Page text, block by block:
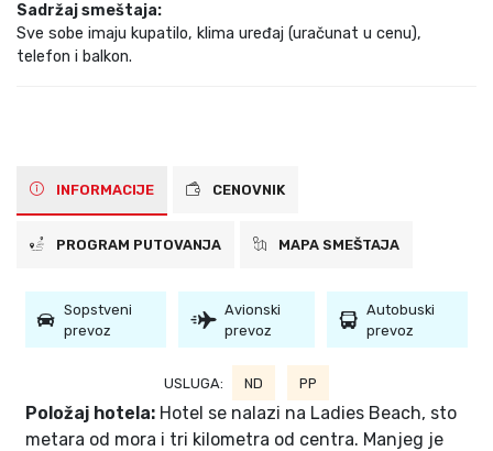
Sadržaj smeštaja:
Sve sobe imaju kupatilo, klima uređaj (uračunat u cenu),
telefon i balkon.
INFORMACIJE CENOVNIK
PROGRAM PUTOVANJA MAPA SMEŠTAJA
Sopstveni
prevoz
Avionski
prevoz
Autobuski
prevoz
USLUGA: ND PP
Položaj hotela: Hotel se nalazi na Ladies Beach, sto
metara od mora i tri kilometra od centra. Manjeg je